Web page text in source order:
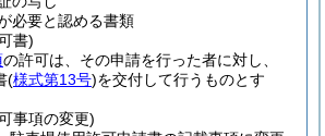
必要と認める書類
書)
の許可は、その申請を行った者に対し、
(様式第13号)を交付して行うものとす
事項の変更)